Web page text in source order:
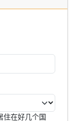
住在好几个国